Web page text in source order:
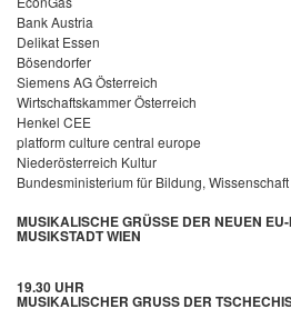
Bank Austria
Delikat Essen
Bösendorfer
Siemens AG Österreich
Wirtschaftskammer Österreich
Henkel CEE
platform culture central europe
Niederösterreich Kultur
Bundesministerium für Bildung,
MUSIKALISCHE GRÜSSE DER NEUEN EU-
USIKSTADT WIEN
19.30 UHR
MUSIKALISCHER GRUSS DER